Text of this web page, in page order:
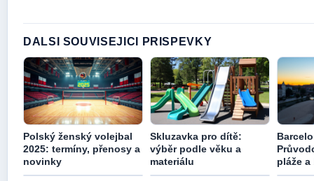
DALSI SOUVISEJICI PRISPEVKY
Polský ženský volejbal
2025: termíny, přenosy a
novinky
Skluzavka pro dítě:
výběr podle věku a
materiálu
pláže